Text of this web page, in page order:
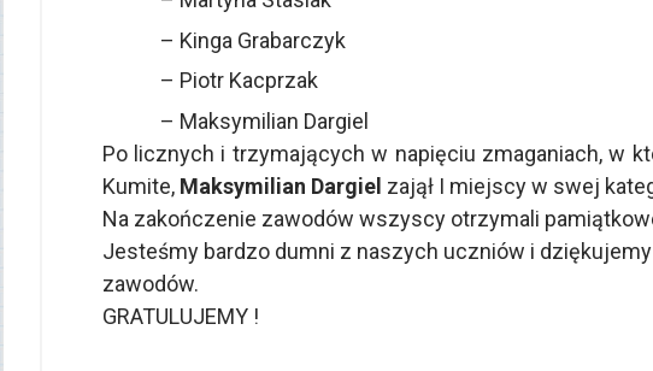
– Kinga Grabarczyk
– Piotr Kacprzak
– Maksymilian Dargiel
Po licznych i trzymających w napięciu zmaganiach, w
Kumite, Maksymilian Dargiel zajął I miejscy w swej
Na zakończenie zawodów wszyscy otrzymali
Jesteśmy bardzo dumni z naszych uczniów i
zawodów.
GRATULUJEMY !